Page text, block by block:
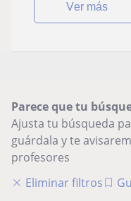
ver más
Parece que tu
Ajusta tu búsqueda
guárdala y te
profesores
Eliminar filtros